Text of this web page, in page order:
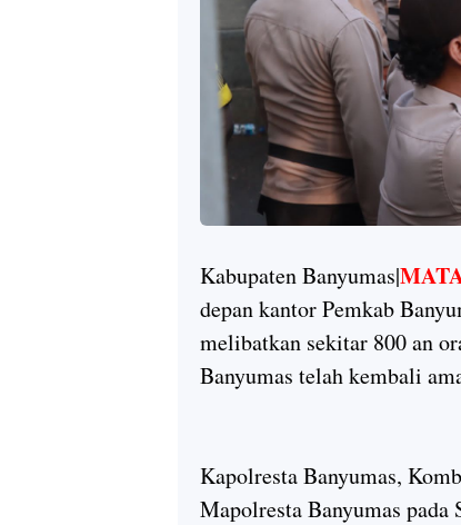
Kabupaten Banyumas|
depan kantor Pemkab
melibatkan sekitar 800 an
Banyumas telah kembali
Kapolresta Banyumas,
Mapolresta Banyumas pada